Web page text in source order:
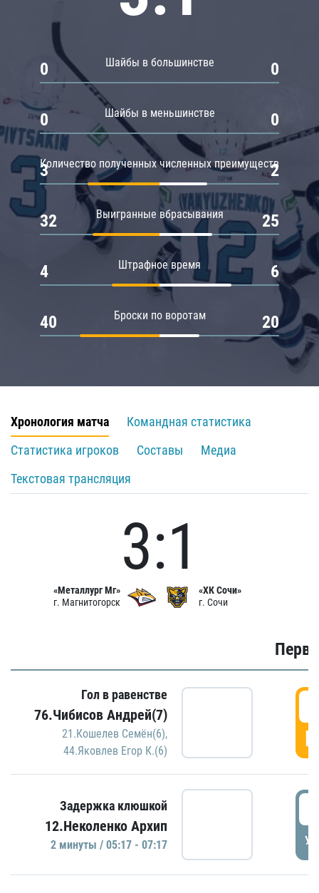
Шайбы в большинстве
0 0
Шайбы в меньшинстве
0 0
Количество полученных численных преимуществ
3 2
Выигранные вбрасывания
32 25
Штрафное время
4 6
Броски по воротам
40 20
Хронология матча
Командная статистика
Статистика игроков
Составы
Медиа
Текстовая трансляция
«Металлург Мг»
г. Магнитогорск
3:1
«ХК Сочи»
г. Сочи
Гол в равенстве
76.Чибисов Андрей(7)
21.Кошелев Семён(6),
44.Яковлев Егор К.(6)
Задержка клюшкой
12.Неколенко Архип
2 минуты / 05:17 - 07:17